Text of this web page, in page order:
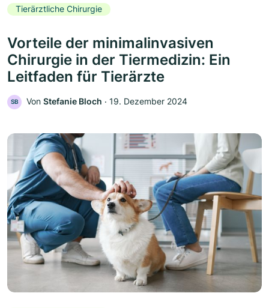
Tierärztliche Chirurgie
Vorteile der minimalinvasiven
Chirurgie in der Tiermedizin: Ein
Leitfaden für Tierärzte
SB Von Stefanie Bloch ‧ 19. Dezember 2024